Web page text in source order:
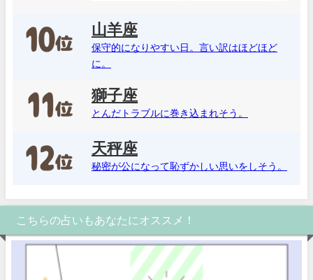
山羊座
保守的になりやすい日。言い訳はほどほど
に。
獅子座
とんだトラブルに巻き込まれそう。
天秤座
秘密が公になって恥ずかしい思いをしそう。
こちらの占いもあなたにオススメ！